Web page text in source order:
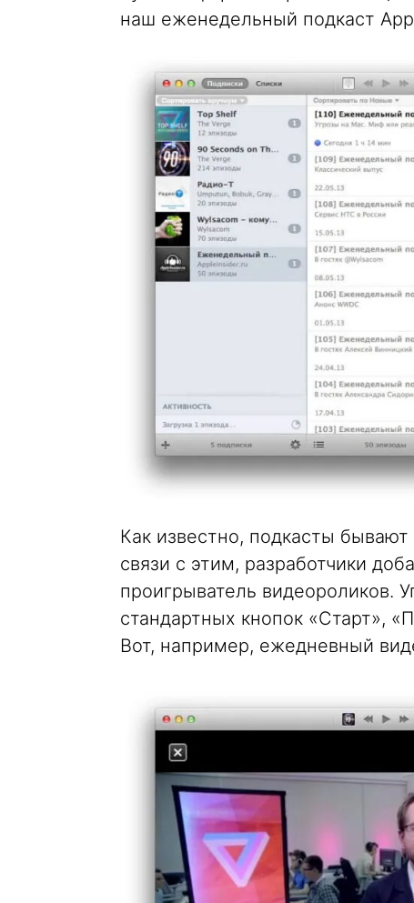
наш еженедельный подкаст
Как известно, подкасты
связи с этим, разработчики
проигрыватель видеороликов.
стандартных кнопок «Старт»,
Вот, например, ежедневный